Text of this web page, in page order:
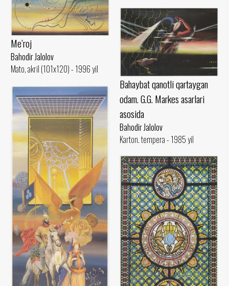
Me’roj
Bahodir Jalolov
Mato, akril (101x120) - 1996 yil
Bahaybat qanotli qartaygan
odam. G.G. Markes asarlari
asosida
Bahodir Jalolov
Karton. tempera - 1985 yil